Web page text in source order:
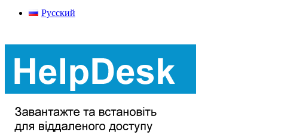
Русский